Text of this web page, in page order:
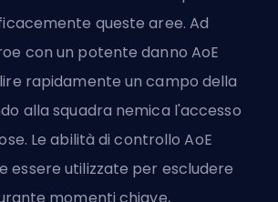
queste aree. Ad
con un potente danno AoE
rapidamente un campo della
alla squadra nemica l'accesso
Le abilità di controllo AoE
essere utilizzate per escludere